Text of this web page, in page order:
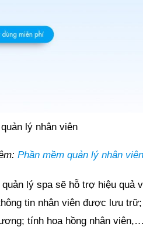
lý nhân viên
Phần mềm quản lý nhân
quản lý spa sẽ hỗ trợ hiệu quả
tin nhân viên được lưu
tính hoa hồng nhân